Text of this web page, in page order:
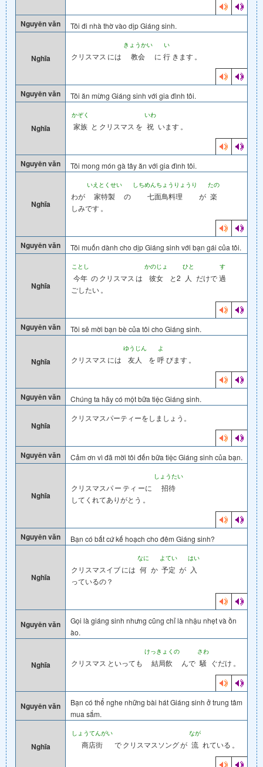
Nguyên văn Tôi đi nhà thờ vào dịp Giáng sinh.
Nghĩa クリスマス には
きょうかい
教会 に
い
行 きます 。
Nguyên văn Tôi ăn mừng Giáng sinh với gia đình tôi.
Nghĩa
かぞく
家族 と クリスマス を
いわ
祝 います 。
Nguyên văn Tôi mong món gà tây ăn với gia đình tôi.
Nghĩa
わが
いえとくせい
家特製 の
しちめんちょうりょうり
七面鳥料理 が
たの
楽
しみです 。
Nguyên văn Tôi muốn dành cho dịp Giáng sinh với bạn gái của tôi.
Nghĩa
ことし
今年 のクリスマス は
かのじょ
彼女 と2
ひと
人 だけで
す
過
ごしたい 。
Nguyên văn Tôi sẽ mời bạn bè của tôi cho Giáng sinh.
Nghĩa クリスマス には
ゆうじん
友人 を
よ
呼びます 。
Nguyên văn Chúng ta hãy có một bữa tiệc Giáng sinh.
Nghĩa
クリスマスパーティーをしましょう。
Nguyên văn Cảm ơn vì đã mời tôi đến bữa tiệc Giáng sinh của bạn.
Nghĩa
クリスマスパー ティ ーに
しょうたい
招待
してくれてありがとう 。
Nguyên văn Bạn có bất cứ kế hoạch cho đêm Giáng sinh?
Nghĩa
クリスマスイブには
なに
何 か
よてい
予定 が
はい
入
っているの？
Nguyên văn
Gọi là giáng sinh nhưng cũng chỉ là nhậu nhẹt và ồn
ào.
Nghĩa クリスマス といっても
けっきょくの
結局飲 んで
さわ
騒 ぐだけ 。
Nguyên văn
Bạn có thể nghe những bài hát Giáng sinh ở trung tâm
mua sắm.
Nghĩa
しょうてんがい
商店街 でクリスマスソングが
なが
流 れている 。